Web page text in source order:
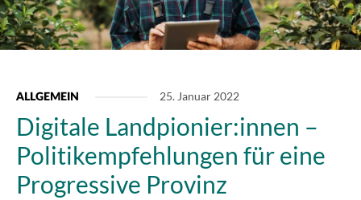
ALLGEMEIN 25. Januar 2022
Digitale Landpionier:innen –
Politikempfehlungen für eine
Progressive Provinz